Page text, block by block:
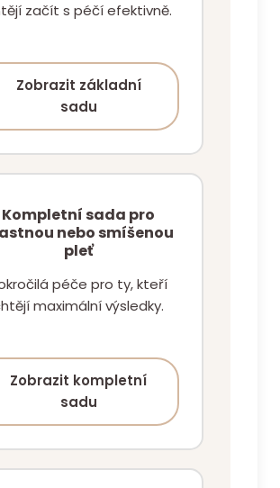
začít s péčí efektivně.
Zobrazit základní
sadu
Kompletní sada pro
nebo smíšenou
pleť
péče pro ty, kteří
maximální výsledky.
Zobrazit kompletní
sadu